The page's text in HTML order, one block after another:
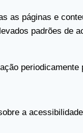
as páginas e
padrões de
a